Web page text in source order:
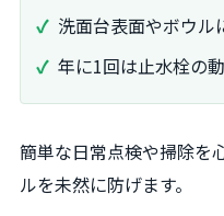
洗面台表面やボウル
年に1回は止水栓の
簡単な日常点検や掃除を
ルを未然に防げます。